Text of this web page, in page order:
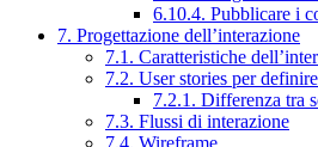
6.10.4. Pubblicare i
7. Progettazione dell’interazione
7.1. Caratteristiche
7.2. User stories per
7.2.1. Differenza tra
7.3. Flussi di interazione
7.4. Wireframe